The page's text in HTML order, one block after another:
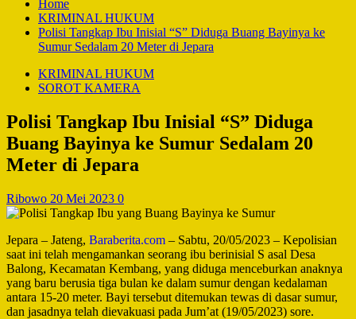
Home
KRIMINAL HUKUM
Polisi Tangkap Ibu Inisial “S” Diduga Buang Bayinya ke
Sumur Sedalam 20 Meter di Jepara
KRIMINAL HUKUM
SOROT KAMERA
Polisi Tangkap Ibu Inisial “S” Diduga
Buang Bayinya ke Sumur Sedalam 20
Meter di Jepara
Ribowo 20 Mei 2023 0
Jepara – Jateng, Baraberita.com – Sabtu, 20/05/2023 – Kepolisian
saat ini telah mengamankan seorang ibu berinisial S asal Desa
Balong, Kecamatan Kembang, yang diduga menceburkan anaknya
yang baru berusia tiga bulan ke dalam sumur dengan kedalaman
antara 15-20 meter. Bayi tersebut ditemukan tewas di dasar sumur,
dan jasadnya telah dievakuasi pada Jum’at (19/05/2023) sore.